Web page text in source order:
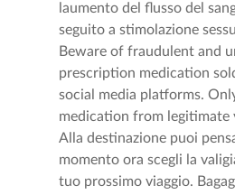
laumento del flusso del
seguito a stimolazione
Beware of fraudulent and
prescription medication
social media platforms.
medication from legitimate
Alla destinazione puoi
momento ora scegli la
tuo prossimo viaggio.